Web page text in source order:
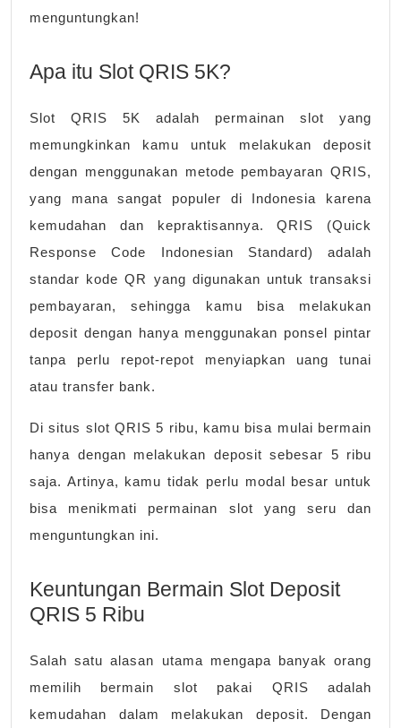
menguntungkan!
Apa itu Slot QRIS 5K?
Slot QRIS 5K adalah permainan slot yang
memungkinkan kamu untuk melakukan deposit
dengan menggunakan metode pembayaran QRIS,
yang mana sangat populer di Indonesia karena
kemudahan dan kepraktisannya. QRIS (Quick
Response Code Indonesian Standard) adalah
standar kode QR yang digunakan untuk transaksi
pembayaran, sehingga kamu bisa melakukan
deposit dengan hanya menggunakan ponsel pintar
tanpa perlu repot-repot menyiapkan uang tunai
atau transfer bank.
Di situs slot QRIS 5 ribu, kamu bisa mulai bermain
hanya dengan melakukan deposit sebesar 5 ribu
saja. Artinya, kamu tidak perlu modal besar untuk
bisa menikmati permainan slot yang seru dan
menguntungkan ini.
Keuntungan Bermain Slot Deposit
QRIS 5 Ribu
Salah satu alasan utama mengapa banyak orang
memilih bermain slot pakai QRIS adalah
kemudahan dalam melakukan deposit. Dengan